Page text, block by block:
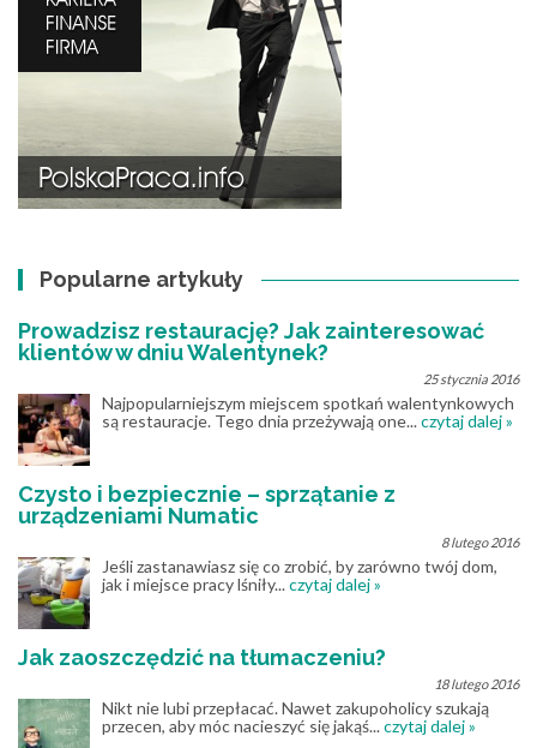
Popularne artykuły
Prowadzisz restaurację? Jak zainteresować
klientów w dniu Walentynek?
25 stycznia 2016
Najpopularniejszym miejscem spotkań walentynkowych
są restauracje. Tego dnia przeżywają one...czytaj dalej »
Czysto i bezpiecznie – sprzątanie z
urządzeniami Numatic
8 lutego 2016
Jeśli zastanawiasz się co zrobić, by zarówno twój dom,
jak i miejsce pracy lśniły...czytaj dalej »
Jak zaoszczędzić na tłumaczeniu?
18 lutego 2016
Nikt nie lubi przepłacać. Nawet zakupoholicy szukają
przecen, aby móc nacieszyć się jakąś...czytaj dalej »